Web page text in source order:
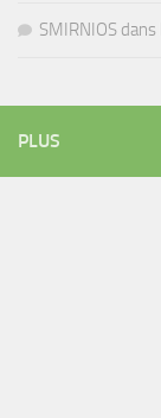
SMIRNIOS dans
PLUS